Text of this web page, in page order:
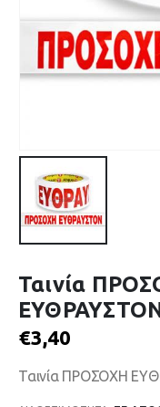
Ταινία
ΕΥΘΡΑΥΣΤΟΝ
€3,40
Ταινία ΠΡΟΣΟΧΗ